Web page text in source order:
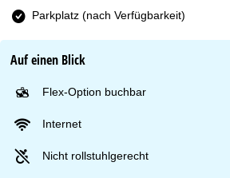
Parkplatz (nach Verfügbarkeit)
Auf einen Blick
Flex-Option buchbar
Internet
Nicht rollstuhlgerecht